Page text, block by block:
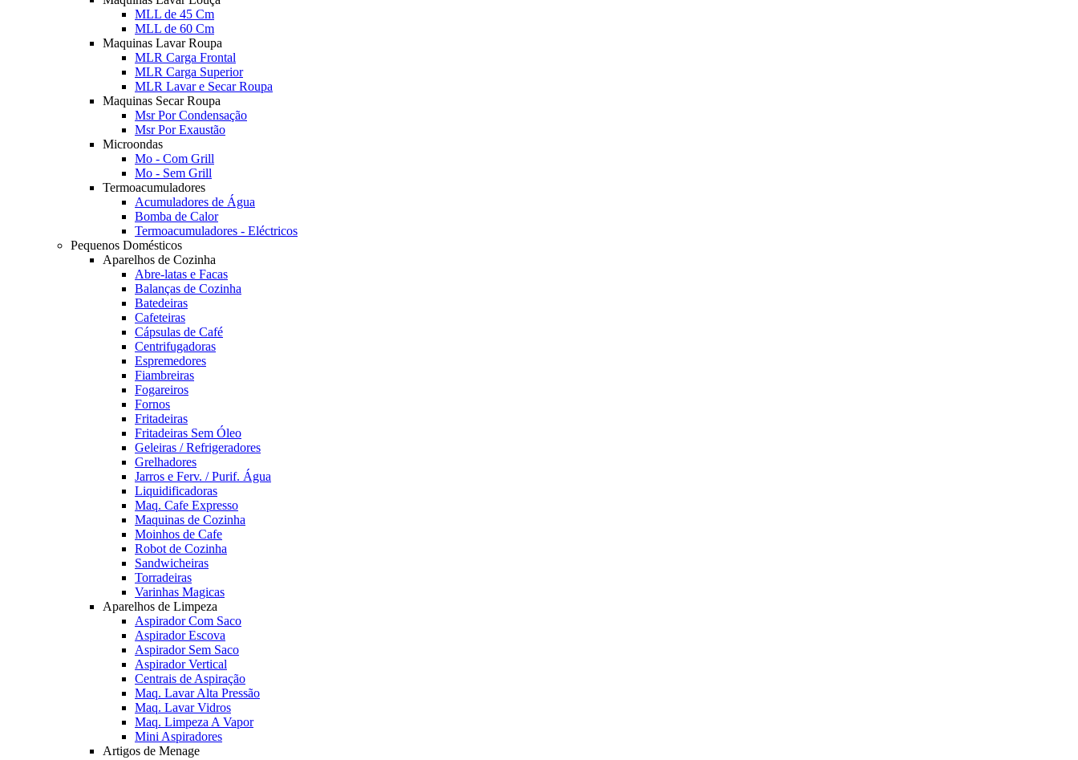
MLL de 45 Cm
MLL de 60 Cm
Maquinas Lavar Roupa
MLR Carga Frontal
MLR Carga Superior
MLR Lavar e Secar Roupa
Maquinas Secar Roupa
Msr Por Condensação
Msr Por Exaustão
Microondas
Mo - Com Grill
Mo - Sem Grill
Termoacumuladores
Acumuladores de Água
Bomba de Calor
Termoacumuladores - Eléctricos
Pequenos Domésticos
Aparelhos de Cozinha
Abre-latas e Facas
Balanças de Cozinha
Batedeiras
Cafeteiras
Cápsulas de Café
Centrifugadoras
Espremedores
Fiambreiras
Fogareiros
Fornos
Fritadeiras
Fritadeiras Sem Óleo
Geleiras / Refrigeradores
Grelhadores
Jarros e Ferv. / Purif. Água
Liquidificadoras
Maq. Cafe Expresso
Maquinas de Cozinha
Moinhos de Cafe
Robot de Cozinha
Sandwicheiras
Torradeiras
Varinhas Magicas
Aparelhos de Limpeza
Aspirador Com Saco
Aspirador Escova
Aspirador Sem Saco
Aspirador Vertical
Centrais de Aspiração
Maq. Lavar Alta Pressão
Maq. Lavar Vidros
Maq. Limpeza A Vapor
Mini Aspiradores
Artigos de Menage